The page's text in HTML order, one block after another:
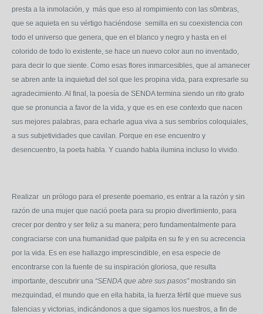
presta a la inmolación, y más que eso al rompimiento con las s0mbras,
que se aquieta en su vértigo haciéndose semilla en su coexistencia con
todo el universo que genera, que en el blanco y negro y hasta en el
colorido de todo lo existente, se hace un nuevo color aun no inventado,
para decir lo que siente. Como esas flores inmarcesibles, que al amanecer
se abren ante la inquietud del sol que les propina vida, para expresarle su
agradecimiento. Al final, la poesía de SENDA termina siendo un rito grato
que se pronuncia a favor de la vida, y que es en ese contexto que nacen
sus mejores palabras, para echarle agua viva a sus sembríos coloquiales,
a sus subjetividades que cavilan. Porque en ese encuentro y
desencuentro, la poeta habla. Y cuando habla ilumina incluso lo vivido.
Realizar un prólogo para el presente poemario, es entrar a la razón y sin
razón de una mujer que nació poeta para su propio divertimiento, para
crecer por dentro y ser feliz a su manera; pero fundamentalmente para
congraciarse con una humanidad que palpita en su fe y en su acrecencia
por la vida. Es en ese hallazgo imprescindible, en esa especie de
encontrarse con la fuente de su inspiración gloriosa, que resulta
importante, descubrir una “SENDA que abre sus pasos”mostrando sin
mezquindad, el mundo que en ella habita, la fuerza fértil que mueve sus
falencias y victorias, indicándonos a que sigamos los nuestros, a fin de